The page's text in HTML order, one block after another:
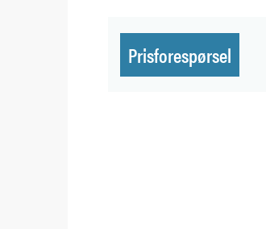
Prisforespørsel